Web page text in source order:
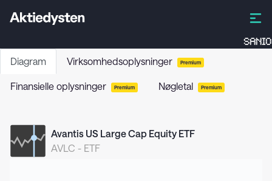
Diagram Virksomhedsoplysninger Premium
Finansielle oplysninger Premium Nøgletal Premium
Avantis US Large Cap Equity ETF
AVLC - ETF